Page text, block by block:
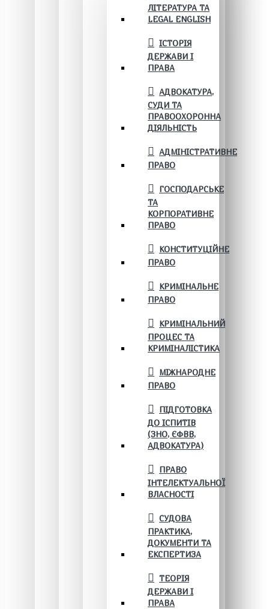
ЛІТЕРАТУРА ТА
LEGAL ENGLISH
ІСТОРІЯ
ДЕРЖАВИ І
ПРАВА
АДВОКАТУРА,
СУДИ ТА
ПРАВООХОРОННА
ДІЯЛЬНІСТЬ
АДМІНІСТРАТИВНЕ
ПРАВО
ГОСПОДАРСЬКЕ
ТА
КОРПОРАТИВНЕ
ПРАВО
КОНСТИТУЦІЙНЕ
ПРАВО
КРИМІНАЛЬНЕ
ПРАВО
КРИМІНАЛЬНИЙ
ПРОЦЕС ТА
КРИМІНАЛІСТИКА
МІЖНАРОДНЕ
ПРАВО
ПІДГОТОВКА
ДО ІСПИТІВ
(ЗНО, ЄФВВ,
АДВОКАТУРА)
ПРАВО
ІНТЕЛЕКТУАЛЬНОЇ
ВЛАСНОСТІ
СУДОВА
ПРАКТИКА,
ДОКУМЕНТИ ТА
ЕКСПЕРТИЗА
ТЕОРІЯ
ДЕРЖАВИ І
ПРАВА